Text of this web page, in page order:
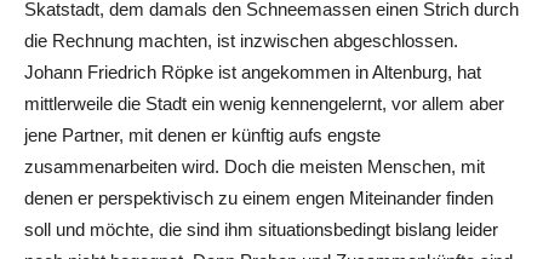
Skatstadt, dem damals den Schneemassen einen Strich durch
die Rechnung machten, ist inzwischen abgeschlossen.
Johann Friedrich Röpke ist angekommen in Altenburg, hat
mittlerweile die Stadt ein wenig kennengelernt, vor allem aber
jene Partner, mit denen er künftig aufs engste
zusammenarbeiten wird. Doch die meisten Menschen, mit
denen er perspektivisch zu einem engen Miteinander finden
soll und möchte, die sind ihm situationsbedingt bislang leider